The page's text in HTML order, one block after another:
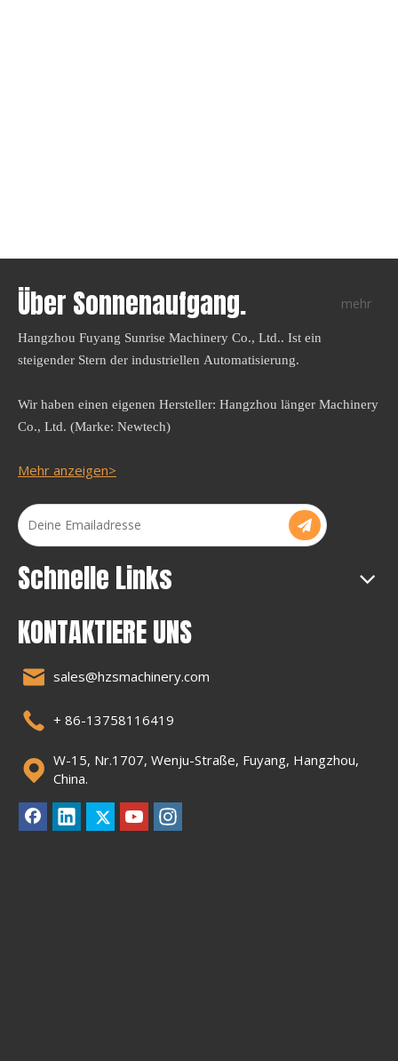
Über Sonnenaufgang. mehr
Hangzhou Fuyang Sunrise Machinery Co., Ltd.. Ist ein
steigender Stern der industriellen Automatisierung.
Wir haben einen eigenen Hersteller: Hangzhou länger Machinery
Co., Ltd. (Marke: Newtech)
Mehr anzeigen>
Schnelle Links
KONTAKTIERE UNS
sales@hzsmachinery.com
+ 86-13758116419
W-15, Nr.1707, Wenju-Straße, Fuyang, Hangzhou,
China.